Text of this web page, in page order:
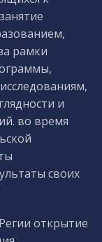
рамки
и
во время
своих
открытие